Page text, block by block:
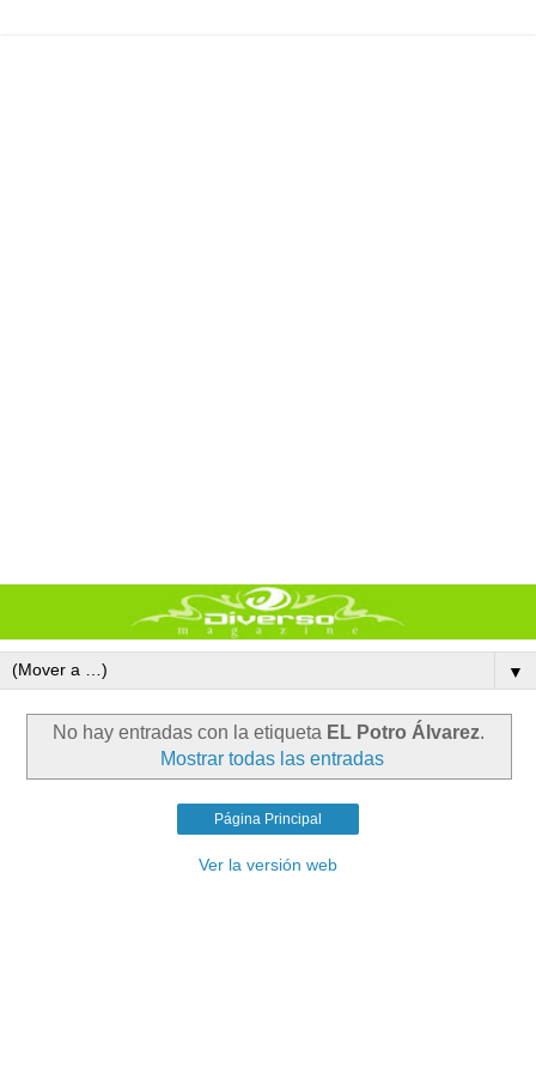
▼
No hay entradas con la etiqueta EL Potro Álvarez.
Mostrar todas las entradas
Página Principal
Ver la versión web